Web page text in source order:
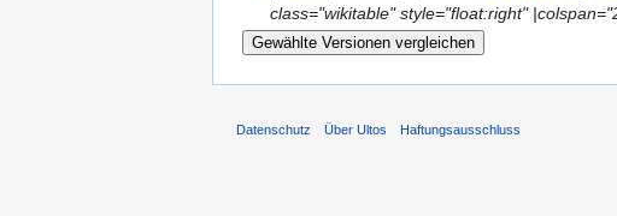
class="wikitable" style="float:right"
Datenschutz Über Ultos Haftungsausschluss